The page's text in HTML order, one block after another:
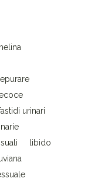
urinari
libido